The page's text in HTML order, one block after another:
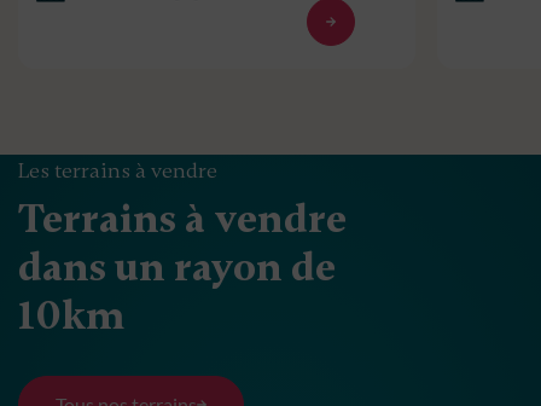
Les terrains à vendre
Terrains à vendre
dans un rayon de
10km